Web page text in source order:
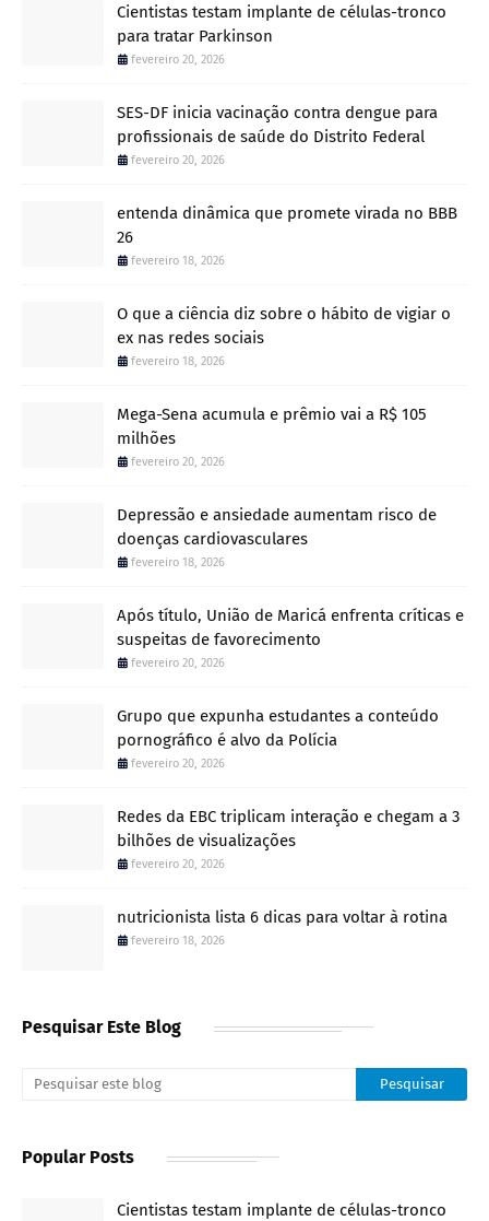
Cientistas testam implante de células-tronco
para tratar Parkinson
fevereiro 20, 2026
SES-DF inicia vacinação contra dengue para
profissionais de saúde do Distrito Federal
fevereiro 20, 2026
entenda dinâmica que promete virada no BBB
26
fevereiro 18, 2026
O que a ciência diz sobre o hábito de vigiar o
ex nas redes sociais
fevereiro 18, 2026
Mega-Sena acumula e prêmio vai a R$ 105
milhões
fevereiro 20, 2026
Depressão e ansiedade aumentam risco de
doenças cardiovasculares
fevereiro 18, 2026
Após título, União de Maricá enfrenta críticas e
suspeitas de favorecimento
fevereiro 20, 2026
Grupo que expunha estudantes a conteúdo
pornográfico é alvo da Polícia
fevereiro 20, 2026
Redes da EBC triplicam interação e chegam a 3
bilhões de visualizações
fevereiro 20, 2026
nutricionista lista 6 dicas para voltar à rotina
fevereiro 18, 2026
Pesquisar Este Blog
Popular Posts
Cientistas testam implante de células-tronco